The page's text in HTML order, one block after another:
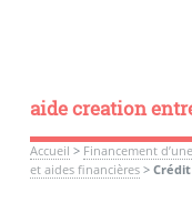
aide creation
Accueil > Financement
et aides financières> Crédit